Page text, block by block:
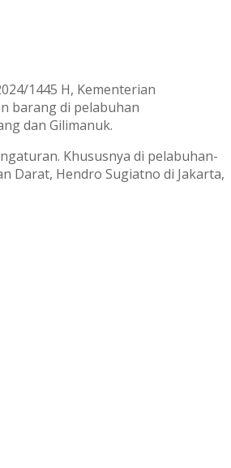
1445 H, Kementerian
barang di pelabuhan
dan Gilimanuk.
Khususnya di pelabuhan-
Darat, Hendro Sugiatno di Jakarta,